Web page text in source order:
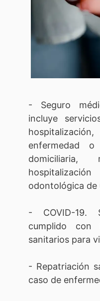
- Seguro
incluye
enfermedad o
domiciliaria,
odontológica de
- COVID-19.
cumplido con
sanitarios para
- Repatriación
caso de